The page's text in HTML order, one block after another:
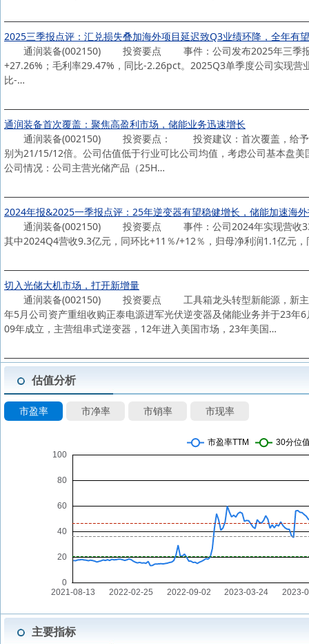
2025三季报点评：汇兑损失叠加海外项目延迟致Q3业绩环降，全年有
通润装备(002150) 投资要点 事件：公司发布2025年三季报
+27.26%；毛利率29.47%，同比-2.26pct。2025Q3单季度公司实现
比-…
通润装备首次覆盖：聚焦高盈利市场，储能业务迅速增长
通润装备(002150) 投资要点： 投资建议：首次覆盖，给予"买
别为21/15/12倍。公司估值低于行业可比公司均值，考虑公司基本
公司情况：公司主营光储产品（25H…
2024年报&2025一季报点评：25年逆变器有望稳健增长，储能加速海
通润装备(002150) 投资要点 事件：公司2024年实现营收33.7
其中2024Q4营收9.3亿元，同环比+11％/+12％，归母净利润1.1亿元
切入光储大机市场，打开新增量
通润装备(002150) 投资要点 工具箱龙头转型新能源，新主业增
年5月公司资产重组收购正泰电源进军光伏逆变器及储能业务并于23
09年成立，主营组串式逆变器，12年进入美国市场，23年美国…
估值分析
市盈率 市净率 市销率 市现率
主要指标